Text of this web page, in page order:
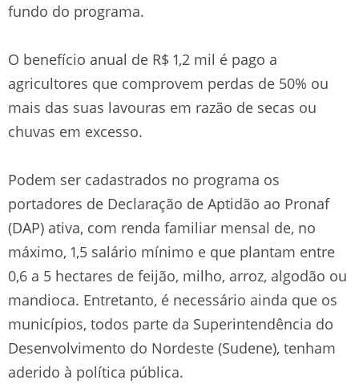
fundo do programa.
O benefício anual de R$ 1,2 mil é pago a
agricultores que comprovem perdas de 50% ou
mais das suas lavouras em razão de secas ou
chuvas em excesso.
Podem ser cadastrados no programa os
portadores de Declaração de Aptidão ao Pronaf
(DAP) ativa, com renda familiar mensal de, no
máximo, 1,5 salário mínimo e que plantam entre
0,6 a 5 hectares de feijão, milho, arroz, algodão ou
mandioca. Entretanto, é necessário ainda que os
municípios, todos parte da Superintendência do
Desenvolvimento do Nordeste (Sudene), tenham
aderido à política pública.